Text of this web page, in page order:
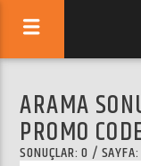
ARAMA
PROMO
SONUÇLAR: 0 /